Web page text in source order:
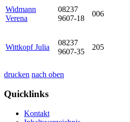
Widmann
Verena
08237
9607-18
006
Wittkopf Julia
08237
9607-35
205
drucken nach oben
Quicklinks
Kontakt